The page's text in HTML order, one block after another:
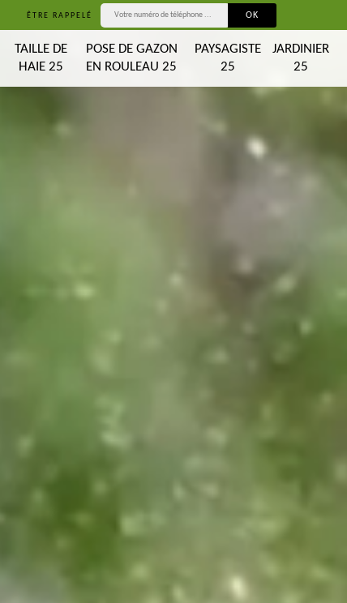
ÊTRE RAPPELÉ
TAILLE DE
HAIE 25
POSE DE GAZON
EN ROULEAU 25
PAYSAGISTE
25
JARDINIER
25